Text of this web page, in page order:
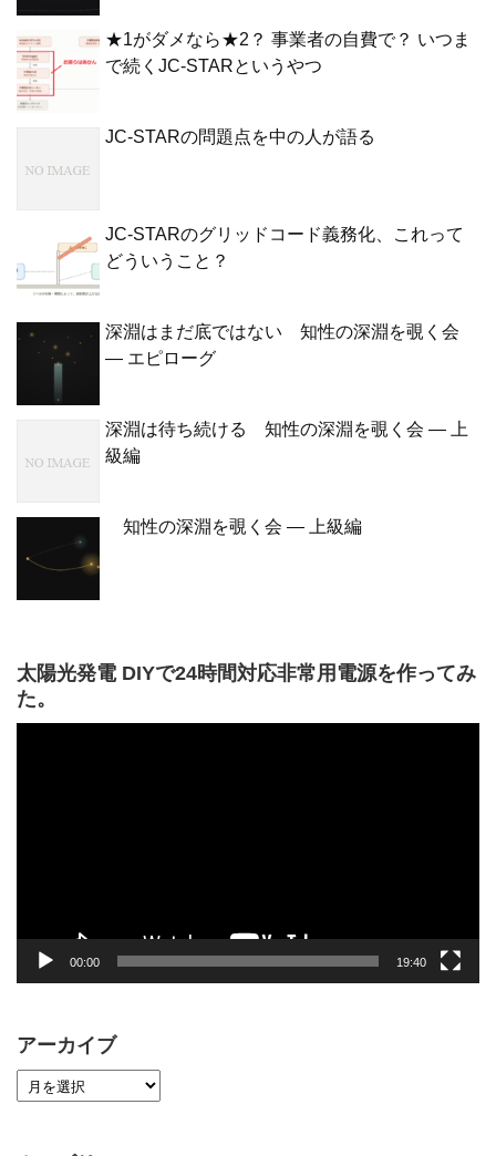
★1がダメなら★2？ 事業者の自費で？ いつま
で続くJC-STARというやつ
JC-STARの問題点を中の人が語る
JC-STARのグリッドコード義務化、これって
どういうこと？
深淵はまだ底ではない 知性の深淵を覗く会
— エピローグ
深淵は待ち続ける 知性の深淵を覗く会 — 上
級編
知性の深淵を覗く会 — 上級編
太陽光発電 DIYで24時間対応非常用電源を作ってみ
た。
00:00 19:40
アーカイブ